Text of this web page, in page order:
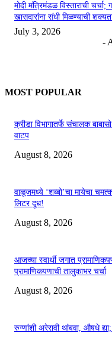
मोदी मंत्रिमंडळ विस्ताराची चर्चा;
खासदारांना संधी मिळण्याची
July 3, 2026
-
MOST POPULAR
क्रीडा विभागातर्फे संचालक
वाटप
August 8, 2026
वाळूजमध्ये ‘शब्बो’चा मायेचा
लिटर दूध!
August 8, 2026
आजच्या स्वार्थी जगात
प्रामाणिकपणाची तालुकाभर चर्चा
August 8, 2026
रुग्णांशी अरेरावी थांबवा, औषधे